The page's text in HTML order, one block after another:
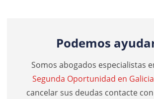
Podemos
Somos abogados especialistas
Segunda Oportunidad en Galicia
cancelar sus deudas contacte